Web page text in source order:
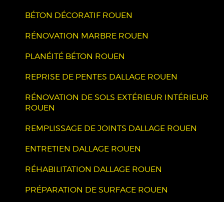
BÉTON DÉCORATIF ROUEN
RÉNOVATION MARBRE ROUEN
PLANÉITÉ BÉTON ROUEN
REPRISE DE PENTES DALLAGE ROUEN
RÉNOVATION DE SOLS EXTÉRIEUR INTÉRIEUR
ROUEN
REMPLISSAGE DE JOINTS DALLAGE ROUEN
ENTRETIEN DALLAGE ROUEN
RÉHABILITATION DALLAGE ROUEN
PRÉPARATION DE SURFACE ROUEN